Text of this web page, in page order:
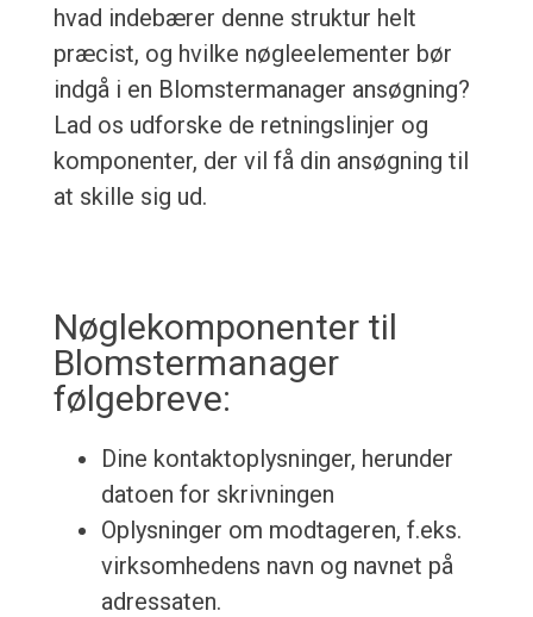
hvad indebærer denne struktur helt
præcist, og hvilke nøgleelementer bør
indgå i en Blomstermanager ansøgning?
Lad os udforske de retningslinjer og
komponenter, der vil få din ansøgning til
at skille sig ud.
Nøglekomponenter til
Blomstermanager
følgebreve:
Dine kontaktoplysninger, herunder
datoen for skrivningen
Oplysninger om modtageren, f.eks.
virksomhedens navn og navnet på
adressaten.